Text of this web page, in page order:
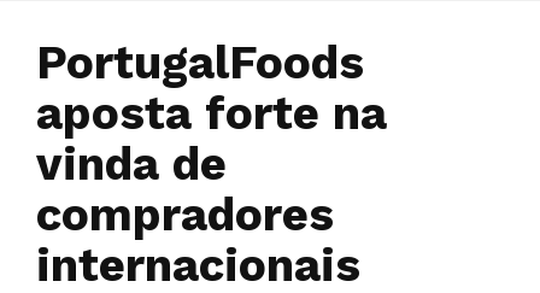
PortugalFoods
aposta forte na
vinda de
compradores
internacionais